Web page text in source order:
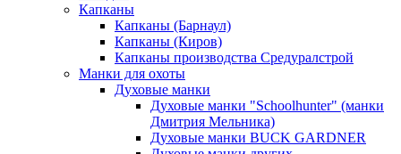
Капканы
Капканы (Барнаул)
Капканы (Киров)
Капканы производства Средуралстрой
Манки для охоты
Духовые манки
Духовые манки "Schoolhunter" (манки
Дмитрия Мельника)
Духовые манки BUCK GARDNER